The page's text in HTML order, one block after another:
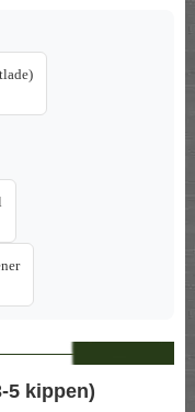
5 kippen)